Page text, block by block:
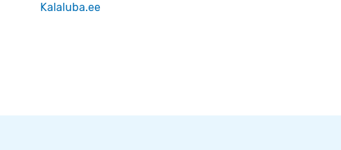
Kalaluba.ee